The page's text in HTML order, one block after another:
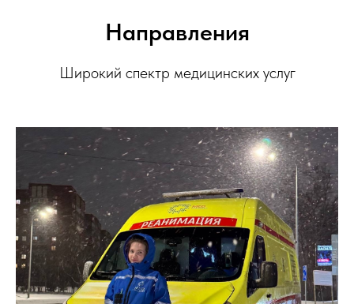
Направления
Широкий спектр медицинских услуг